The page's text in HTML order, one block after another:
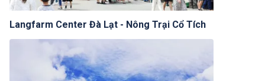
Langfarm Center Đà Lạt - Nông Trại Cổ Tích